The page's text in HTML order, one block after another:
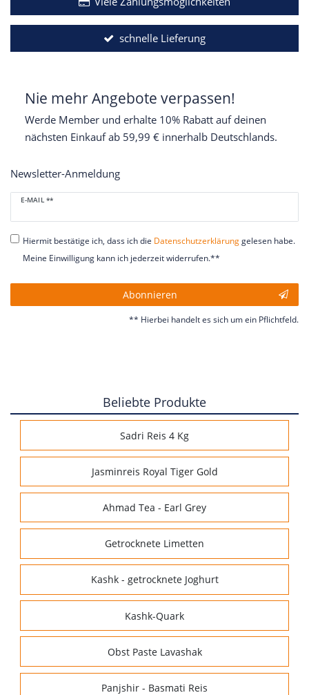
schnelle Lieferung
Nie mehr Angebote verpassen!
Werde Member und erhalte 10% Rabatt auf deinen
nächsten Einkauf ab 59,99 € innerhalb Deutschlands.
Newsletter-Anmeldung
E-MAIL **
Newsletter
Honig
Hiermit bestätige ich, dass ich die Daten­schutz­erklärunggelesen habe.
Meine Einwilligung kann ich jederzeit widerrufen.**
Abonnieren
** Hierbei handelt es sich um ein Pflichtfeld.
Beliebte Produkte
Sadri Reis 4 Kg
Jasminreis Royal Tiger Gold
Ahmad Tea - Earl Grey
Getrocknete Limetten
Kashk - getrocknete Joghurt
Kashk-Quark
Obst Paste Lavashak
Panjshir - Basmati Reis